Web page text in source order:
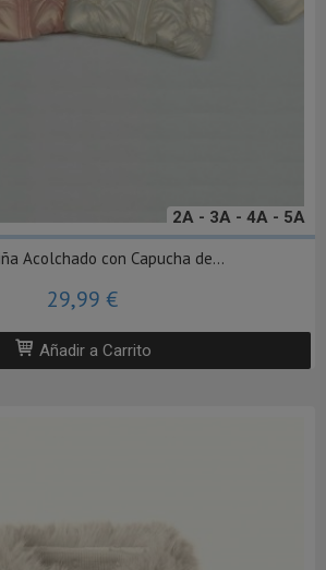
2A - 3A - 4A - 5A
Acolchado con Capucha de...
29,99 €
Añadir a Carrito